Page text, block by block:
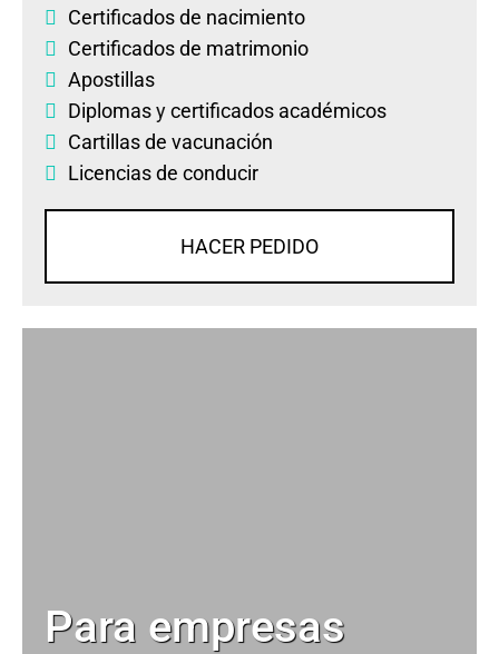
Certificados de nacimiento
Certificados de matrimonio
Apostillas
Diplomasycertificados académicos
Cartillas de vacunación
Licencias de conducir
HACER PEDIDO
Para empresas